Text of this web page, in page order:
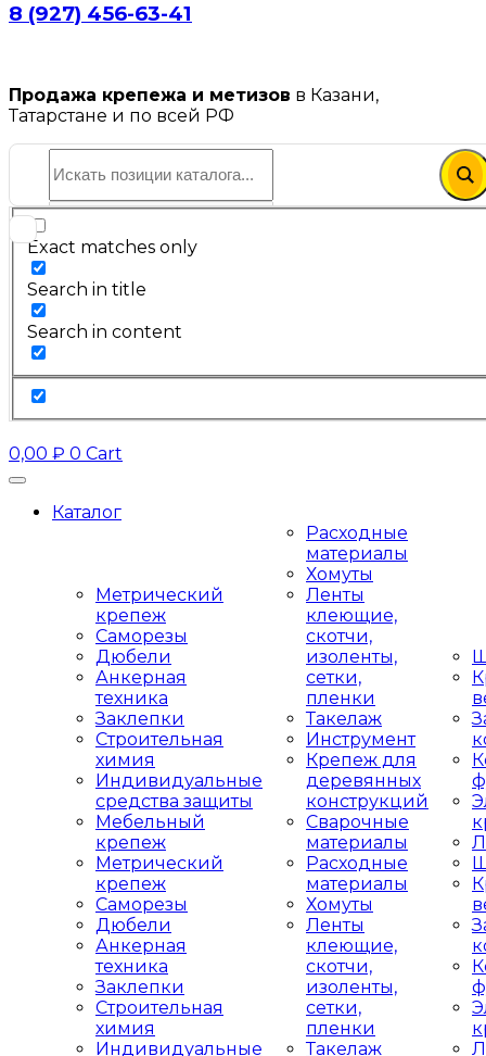
8 (927) 456-63-41
Продажа крепежа и метизов в Казани,
Татарстане и по всей РФ
Exact matches only
Search in title
Search in content
0,00 ₽ 0 Cart
Каталог
Метрический
крепеж
Саморезы
Дюбели
Анкерная
техника
Заклепки
Строительная
химия
Индивидуальные
средства защиты
Мебельный
крепеж
Метрический
крепеж
Саморезы
Дюбели
Анкерная
техника
Заклепки
Строительная
химия
Индивидуальные
Расходные
материалы
Хомуты
Ленты
клеющие,
скотчи,
изоленты,
сетки,
пленки
Такелаж
Инструмент
Крепеж для
деревянных
конструкций
Сварочные
материалы
Расходные
материалы
Хомуты
Ленты
клеющие,
скотчи,
изоленты,
сетки,
пленки
Такелаж